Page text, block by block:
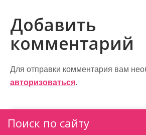
и
г
а
ц
и
я
п
Добавить
комментарий
Для отправки комментария вам
авторизоваться.
Поиск по сайту